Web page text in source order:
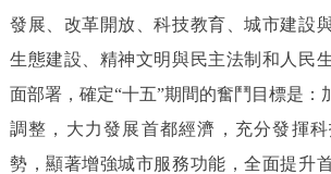
發展、改革開放、科技教育、城市建設
生態建設、精神文明與民主法制和人民
面部署，確定“十五”期間的奮鬥目標是：
調整，大力發展首都經濟，充分發揮
勢，顯著增強城市服務功能，全面提升